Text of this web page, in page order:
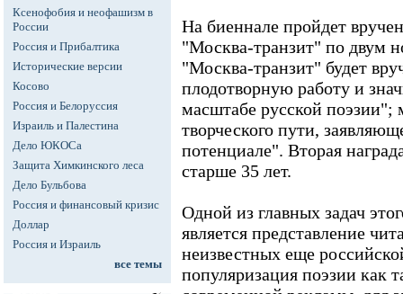
Ксенофобия и неофашизм в
России
Россия и Прибалтика
Исторические версии
Косово
Россия и Белоруссия
Израиль и Палестина
Дело ЮКОСа
Защита Химкинского леса
Дело Бульбова
Россия и финансовый кризис
Доллар
Россия и Израиль
все темы
На биеннале пройдет
"Москва-транзит" по двум
"Москва-транзит" будет
плодотворную работу и
масштабе русской поэзии";
творческого пути,
потенциале". Вторая
старше 35 лет.
Одной из главных задач
является представление
неизвестных еще
популяризация поэзии как